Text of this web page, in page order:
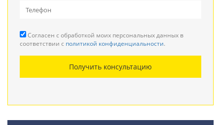
Прием кабеля
Резка металла
Демонтаж металлоконструкций
Покупка АКБ
Согласен с обработкой моих персональных данных в
соответствии с политикой конфиденциальности.
Получить консультацию